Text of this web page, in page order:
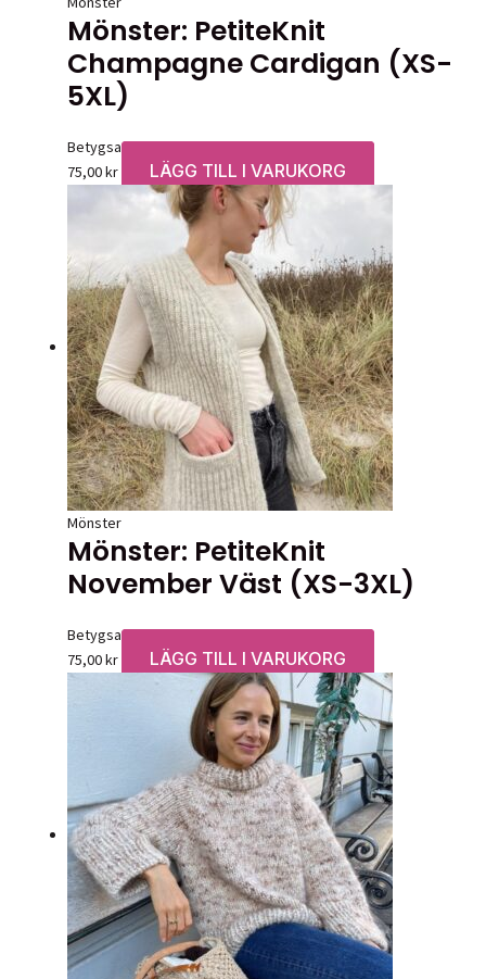
Mönster: PetiteKnit
Champagne Cardigan (XS-
5XL)
Betygsatt0av 5
75,00kr LÄGG TILL I VARUKORG
Mönster
Mönster: PetiteKnit
November Väst (XS-3XL)
Betygsatt0av 5
75,00kr LÄGG TILL I VARUKORG